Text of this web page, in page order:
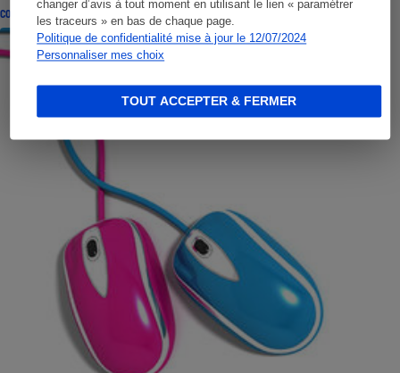
changer d’avis à tout moment en utilisant le lien « paramétrer
les traceurs » en bas de chaque page.
Politique de confidentialité mise à jour le 12/07/2024
Personnaliser mes choix
TOUT ACCEPTER & FERMER
CONSEILS